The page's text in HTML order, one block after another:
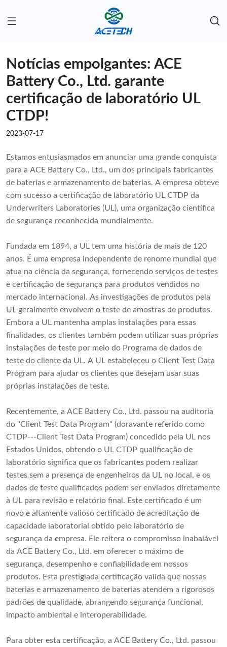
Notícias empolgantes: ACE
Battery Co., Ltd. garante
certificação de laboratório UL
CTDP!
2023-07-17
Estamos entusiasmados em anunciar uma grande conquista
para a ACE Battery Co., Ltd., um dos principais fabricantes
de baterias e armazenamento de baterias. A empresa obteve
com sucesso a certificação de laboratório UL CTDP da
Underwriters Laboratories (UL), uma organização científica
de segurança reconhecida mundialmente.
Fundada em 1894, a UL tem uma história de mais de 120
anos. É uma empresa independente de renome mundial que
atua na ciência da segurança, fornecendo serviços de testes
e certificação de segurança para produtos vendidos no
mercado internacional. As investigações de produtos pela
UL geralmente envolvem o teste de amostras de produtos.
Embora a UL mantenha amplas instalações para essas
finalidades, os clientes também podem utilizar suas próprias
instalações de teste por meio do Programa de dados de
teste do cliente da UL. A UL estabeleceu o Client Test Data
Program para ajudar os clientes que desejam usar suas
próprias instalações de teste.
Recentemente, a ACE Battery Co., Ltd. passou na auditoria
do "Client Test Data Program" (doravante referido como
CTDP---Client Test Data Program) concedido pela UL nos
Estados Unidos, obtendo o UL CTDP qualificação de
laboratório significa que os fabricantes podem realizar
testes sem a presença de engenheiros da UL no local, e os
dados de teste qualificados podem ser enviados diretamente
à UL para revisão e relatório final. Este certificado é um
novo e altamente valioso certificado de acreditação de
capacidade laboratorial obtido pelo laboratório de
segurança da empresa. Ele reitera o compromisso inabalável
da ACE Battery Co., Ltd. em oferecer o máximo de
segurança, desempenho e confiabilidade em nossos
produtos. Esta prestigiada certificação valida que nossas
baterias e armazenamento de baterias atendem a rigorosos
padrões de qualidade, abrangendo segurança funcional,
impacto ambiental e interoperabilidade.
Para obter esta certificação, a ACE Battery Co., Ltd. passou